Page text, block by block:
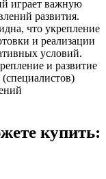
играет важную
развития.
что укрепление
и реализации
условий.
и развитие
купить: